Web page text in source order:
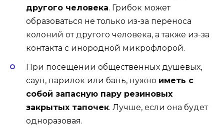
другого человека. Грибок может
образоваться не только из-за переноса
колоний от другого человека, а также из-за
контакта с инородной микрофлорой.
При посещении общественных душевых,
саун, парилок или бань, нужно иметь с
собой запасную пару резиновых
закрытых тапочек. Лучше, если она будет
одноразовая.